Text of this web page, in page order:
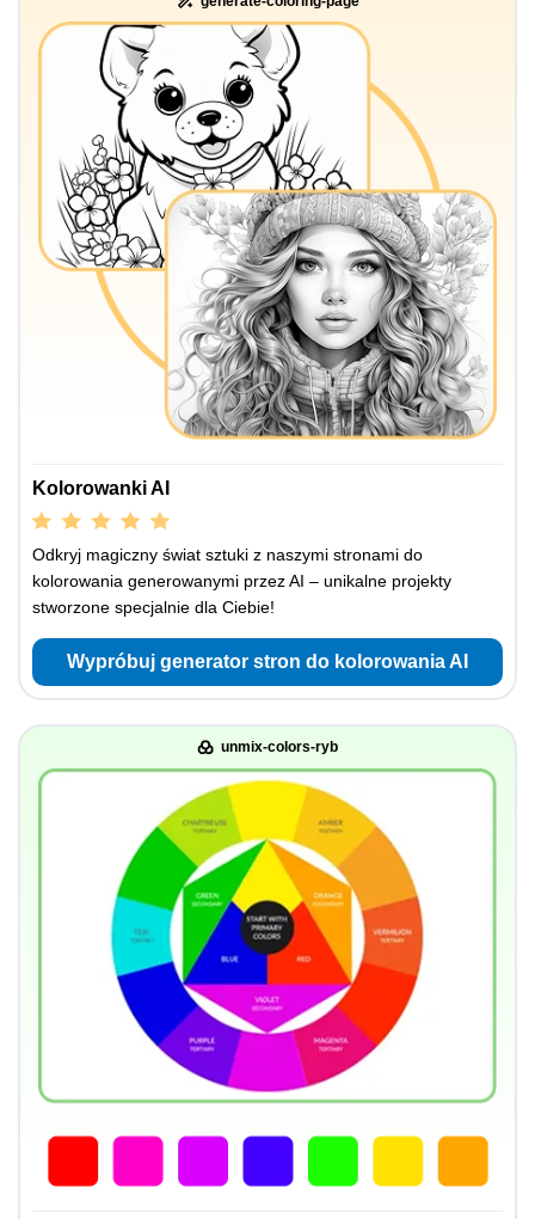
Kolorowanki AI
Odkryj magiczny świat sztuki z naszymi stronami do
kolorowania generowanymi przez AI – unikalne projekty
stworzone specjalnie dla Ciebie!
Wypróbuj generator stron do kolorowania AI
unmix-colors-ryb